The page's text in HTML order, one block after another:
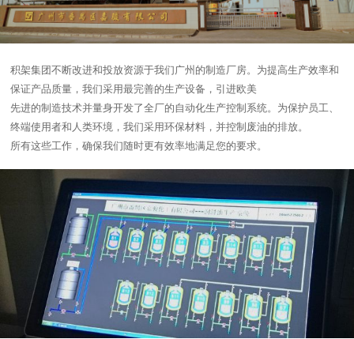
积架集团不断改进和投放资源于我们广州的制造厂房。为提高生产效率和
保证产品质量，我们采用最完善的生产设备，引进欧美
先进的制造技术并量身开发了全厂的自动化生产控制系统。为保护员工、
终端使用者和人类环境，我们采用环保材料，并控制废油的排放。
所有这些工作，确保我们随时更有效率地满足您的要求。